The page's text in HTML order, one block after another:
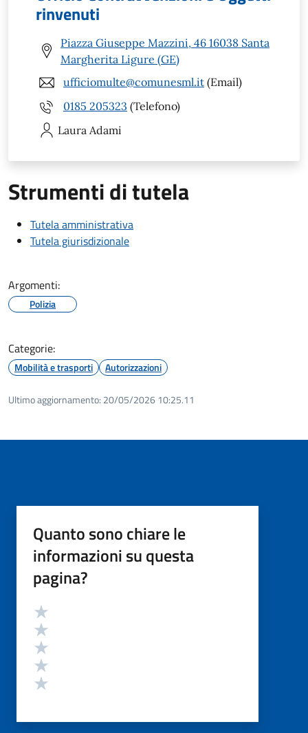
rinvenuti
Piazza Giuseppe Mazzini, 46 16038 Santa
Margherita Ligure (GE)
ufficiomulte@comunesml.it (Email)
0185 205323 (Telefono)
Laura Adami
Strumenti di tutela
Tutela amministrativa
Tutela giurisdizionale
Argomenti:
Polizia
Categorie:
Mobilità e trasporti Autorizzazioni
Ultimo aggiornamento: 20/05/2026 10:25.11
Quanto sono chiare le
informazioni su questa
pagina?
Valutazione